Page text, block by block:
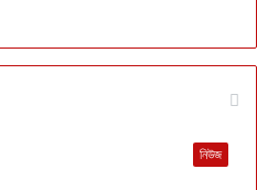
নিউজ